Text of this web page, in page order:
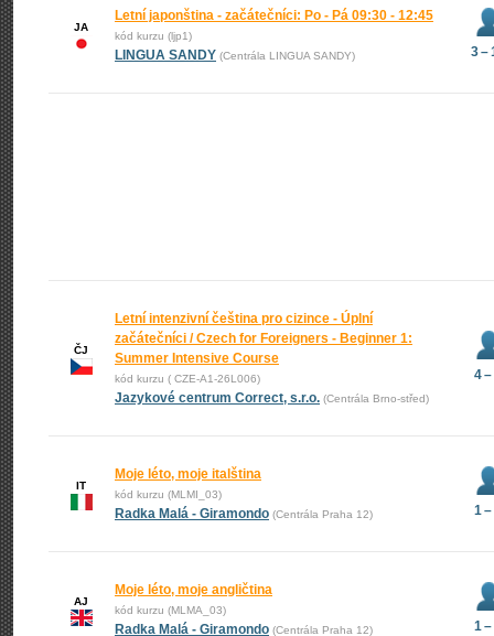
JA
Letní japonština - začátečníci: Po - Pá 09:30 - 12:45
kód kurzu (ljp1)
LINGUA SANDY (Centrála LINGUA SANDY) 3 –
ČJ
Letní intenzivní čeština pro cizince - Úplní
začátečníci / Czech for Foreigners - Beginner 1:
Summer Intensive Course
kód kurzu ( CZE-A1-26L006)
Jazykové centrum Correct, s.r.o. (Centrála Brno-střed)
4
IT
Moje léto, moje italština
kód kurzu (MLMI_03)
Radka Malá - Giramondo (Centrála Praha 12) 1
AJ
Moje léto, moje angličtina
kód kurzu (MLMA_03)
Radka Malá - Giramondo (Centrála Praha 12) 1